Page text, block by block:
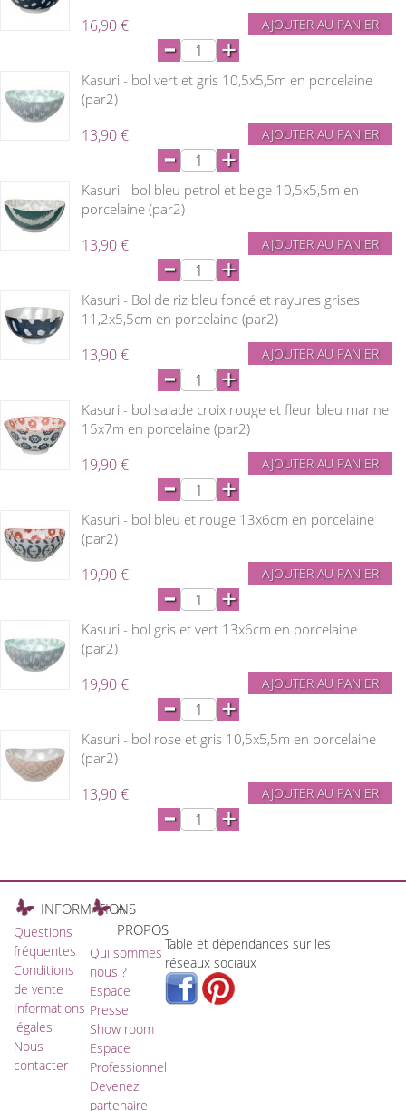
16,90 € AJOUTER AU PANIER
- +
Kasuri - bol vert et gris 10,5x5,5m en porcelaine
(par2)
13,90 € AJOUTER AU PANIER
- +
Kasuri - bol bleu petrol et beige 10,5x5,5m en
porcelaine (par2)
13,90 € AJOUTER AU PANIER
- +
Kasuri - Bol de riz bleu foncé et rayures grises
11,2x5,5cm en porcelaine (par2)
13,90 € AJOUTER AU PANIER
- +
Kasuri - bol salade croix rouge et fleur bleu marine
15x7m en porcelaine (par2)
19,90 € AJOUTER AU PANIER
- +
Kasuri - bol bleu et rouge 13x6cm en porcelaine
(par2)
19,90 € AJOUTER AU PANIER
- +
Kasuri - bol gris et vert 13x6cm en porcelaine
(par2)
19,90 € AJOUTER AU PANIER
- +
Kasuri - bol rose et gris 10,5x5,5m en porcelaine
(par2)
13,90 € AJOUTER AU PANIER
- +
INFORMATIONS
Questions
fréquentes
Conditions
de vente
Informations
légales
Nous
contacter
A
PROPOS
Qui sommes
nous ?
Espace
Presse
Show room
Espace
Professionnel
Devenez
partenaire
Table et dépendances sur les
réseaux sociaux